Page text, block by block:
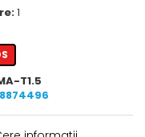
1
T1.5